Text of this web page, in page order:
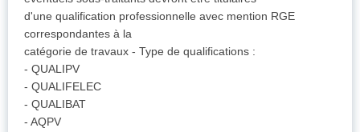
d'une qualification professionnelle avec mention RGE
correspondantes à la
catégorie de travaux - Type de qualifications :
- QUALIPV
- QUALIFELEC
- QUALIBAT
- AQPV